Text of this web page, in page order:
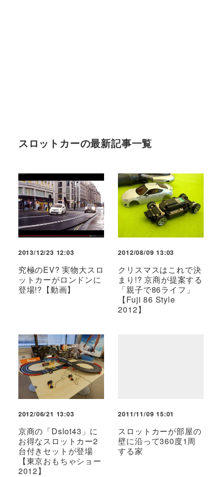
スロットカーの最新記事一覧
2013/12/23 12:03
究極のEV? 実物大スロ
ットカーがロンドンに
登場!?【動画】
2012/08/09 13:03
クリスマスはこれで決
まり!? 京商が提案する
「親子で86ライフ」
【Fuji 86 Style
2012】
2012/06/21 13:03
京商の「Dslot43」に
お得なスロットカー2
台付きセットが登場
【東京おもちゃショー
2012】
2011/11/09 15:01
スロットカーが部屋の
壁に沿って360度1周
する家